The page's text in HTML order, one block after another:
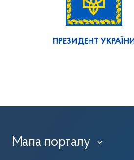
ПРЕЗИДЕНТ УКРАЇНИ
Мапа порталу ›